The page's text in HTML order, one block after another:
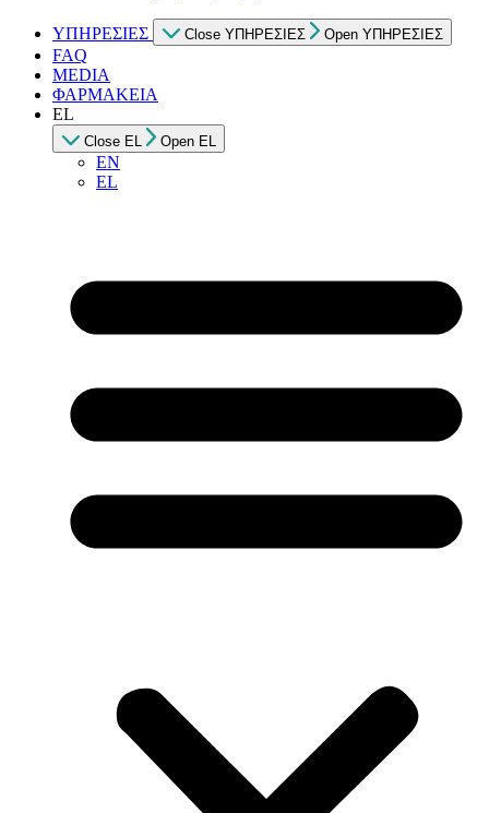
ΥΠΗΡΕΣΙΕΣ Close ΥΠΗΡΕΣΙΕΣ Open ΥΠΗΡΕΣΙΕΣ
FAQ
MEDIA
ΦΑΡΜΑΚΕΙΑ
EL
Close EL Open EL
EN
EL